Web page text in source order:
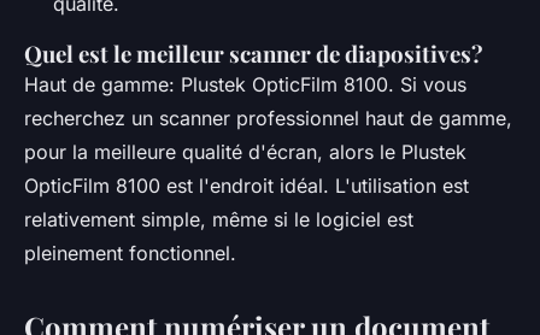
Quel est le meilleur scanner de diapositives?
Haut de gamme: Plustek OpticFilm 8100. Si vous
recherchez un scanner professionnel haut de gamme,
pour la meilleure qualité d'écran, alors le Plustek
OpticFilm 8100 est l'endroit idéal. L'utilisation est
relativement simple, même si le logiciel est
pleinement fonctionnel.
Comment numériser un document